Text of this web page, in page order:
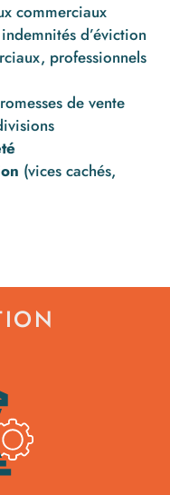
commerciaux
d’éviction
professionnels
de vente
(vices cachés,